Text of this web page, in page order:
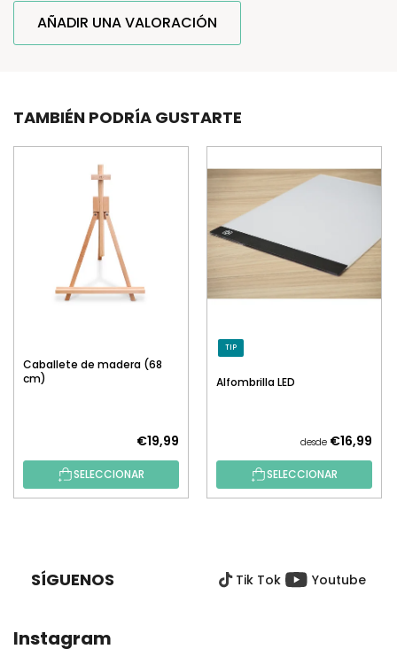
AÑADIR UNA VALORACIÓN
TAMBIÉN PODRÍA GUSTARTE
Caballete de madera (68
cm)
€19,99
SELECCIONAR
TIP
Alfombrilla LED
desde €16,99
SELECCIONAR
SÍGUENOS Tik Tok Youtube
Instagram